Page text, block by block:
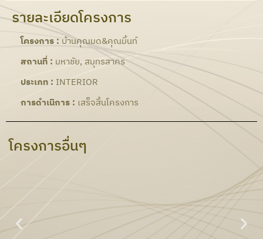
รายละเอียดโครงการ
โครงการ : บ้านคุณมด&คุณมิ้นท์
สถานที่ : มหาชัย, สมุทรสาคร
ประเภท : INTERIOR
การดำเนิการ : เสร็จสิ้นโครงการ
โครงการอื่นๆ
PTT ไพรม์ไฮท์เพอร์ตี้